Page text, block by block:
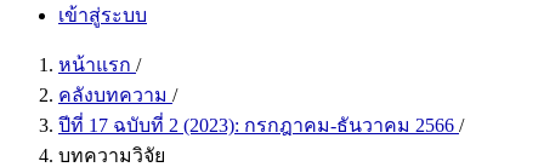
เข้าสู่ระบบ
หน้าแรก /
คลังบทความ /
ปีที่ 17 ฉบับที่ 2 (2023): กรกฎาคม-ธันวาคม 2566 /
บทความวิจัย